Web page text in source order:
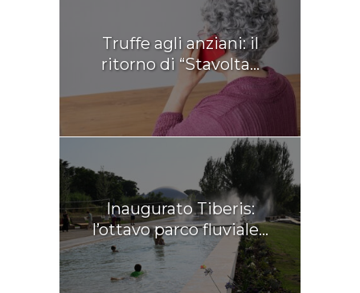
Truffe agli anziani: il
ritorno di “Stavolta...
Inaugurato Tiberis:
l’ottavo parco fluviale...